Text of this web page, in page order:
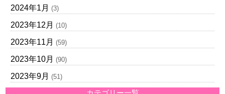
2024年1月 (3)
2023年12月 (10)
2023年11月 (59)
2023年10月 (90)
2023年9月 (51)